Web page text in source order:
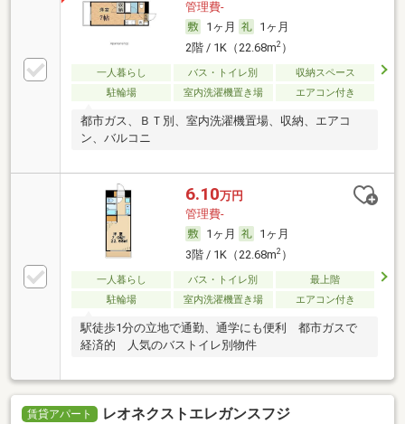
管理費-
1ヶ月
1ヶ月
2階 / 1K（22.68m2）
一人暮らし バス・トイレ別
収納スペース
駐輪場
室内洗濯機置き場 エアコン付き
都市ガス、ＢＴ別、室内洗濯機置場、収納、エアコ
ン、バルコニ
6.10万円
管理費-
1ヶ月
1ヶ月
3階 / 1K（22.68m2）
一人暮らし バス・トイレ別
最上階
駐輪場
室内洗濯機置き場 エアコン付き
駅徒歩1分の立地で通勤、通学にも便利 都市ガスで
経済的 人気のバストイレ別物件
賃貸アパート レオネクストエレガンスフジ